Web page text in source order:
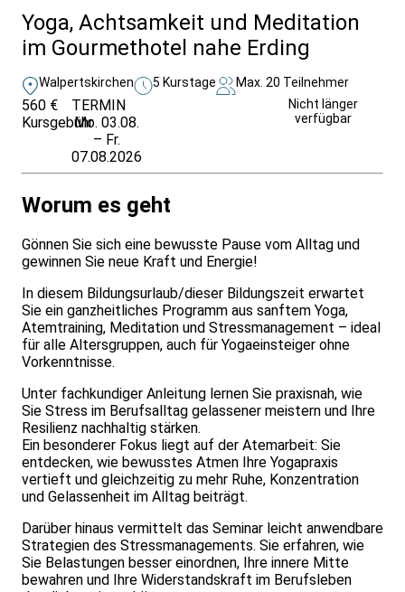
Yoga, Achtsamkeit und Meditation
im Gourmethotel nahe Erding
Walpertskirchen 5 Kurstage Max. 20 Teilnehmer
560 €
Kursgebühr
TERMIN
Mo. 03.08.
– Fr.
07.08.2026
Nicht länger
verfügbar
Worum es geht
Gönnen Sie sich eine bewusste Pause vom Alltag und
gewinnen Sie neue Kraft und Energie!
In diesem Bildungsurlaub/dieser Bildungszeit erwartet
Sie ein ganzheitliches Programm aus sanftem Yoga,
Atemtraining, Meditation und Stressmanagement – ideal
für alle Altersgruppen, auch für Yogaeinsteiger ohne
Vorkenntnisse.
Unter fachkundiger Anleitung lernen Sie praxisnah, wie
Sie Stress im Berufsalltag gelassener meistern und Ihre
Resilienz nachhaltig stärken.
Ein besonderer Fokus liegt auf der Atemarbeit: Sie
entdecken, wie bewusstes Atmen Ihre Yogapraxis
vertieft und gleichzeitig zu mehr Ruhe, Konzentration
und Gelassenheit im Alltag beiträgt.
Darüber hinaus vermittelt das Seminar leicht anwendbare
Strategien des Stressmanagements. Sie erfahren, wie
Sie Belastungen besser einordnen, Ihre innere Mitte
bewahren und Ihre Widerstandskraft im Berufsleben